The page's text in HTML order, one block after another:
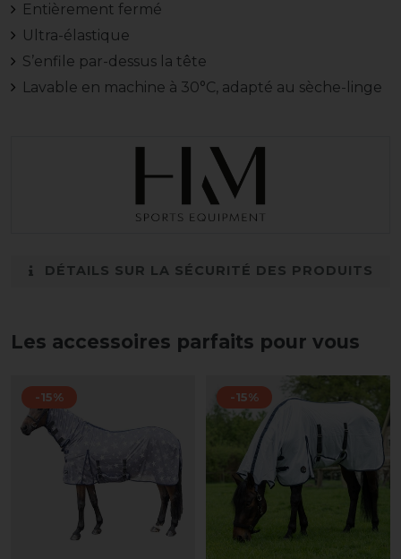
Entièrement fermé
Ultra-élastique
S’enfile par-dessus la tête
Lavable en machine à 30°C, adapté au sèche-linge
DÉTAILS SUR LA SÉCURITÉ DES PRODUITS
Les accessoires parfaits pour vous
-15% -15%